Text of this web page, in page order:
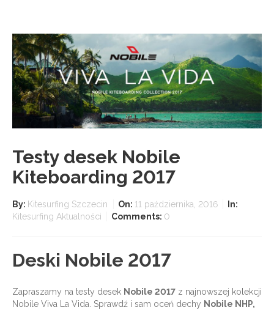
Serwis
Blog
Kontakt
Testy desek Nobile
Kiteboarding 2017
By: Kitesurfing Szczecin On: 11 października, 2016
In:
Kitesurfing Aktualności
Comments: 0
Deski Nobile 2017
Zapraszamy na testy desek Nobile 2017 z najnowszej kolekcji
Nobile Viva La Vida. Sprawdź i sam oceń dechy Nobile NHP,